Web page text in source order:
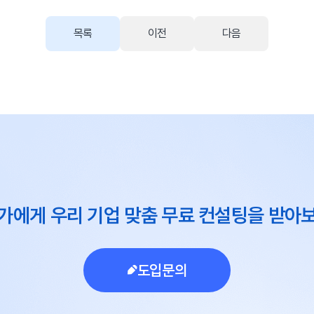
목록 이전 다음
에게 우리 기업 맞춤 무료 컨설팅을 받아
도입문의